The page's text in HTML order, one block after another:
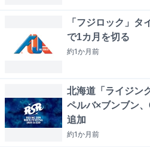
「フジロック」タ
で1カ月を切る
約1か月前
北海道「ライジン
ペルバ×ブンブン
追加
約1か月前